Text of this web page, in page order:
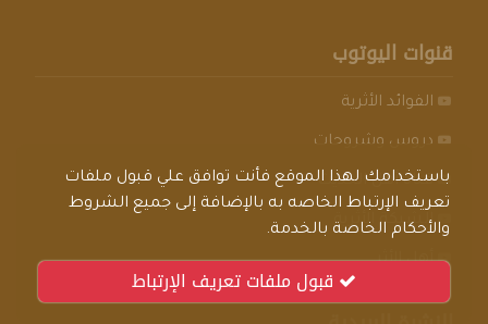
قنوات اليوتوب
الفوائد الأثرية
دروس وشروحات
قناة أهل الحديث
الشبكة الأثرية
أهل الأثر
باستخدامك لهذا الموقع فأنت توافق علي قبول ملفات
تعريف الإرتباط الخاصه به بالإضافة إلى جميع الشروط
والأحكام الخاصة بالخدمة.
قبول ملفات تعريف الإرتباط